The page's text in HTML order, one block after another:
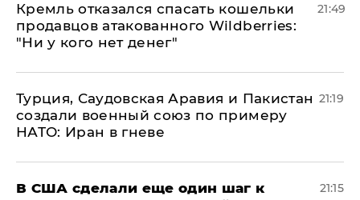
Кремль отказался спасать кошельки
продавцов атакованного Wildberries:
"Ни у кого нет денег"
21:49
Турция, Саудовская Аравия и Пакистан
создали военный союз по примеру
НАТО: Иран в гневе
21:19
В США сделали еще один шаг к
21:15